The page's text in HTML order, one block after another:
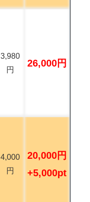
3,980
円
26,000円
4,000
円
20,000円
+5,000pt